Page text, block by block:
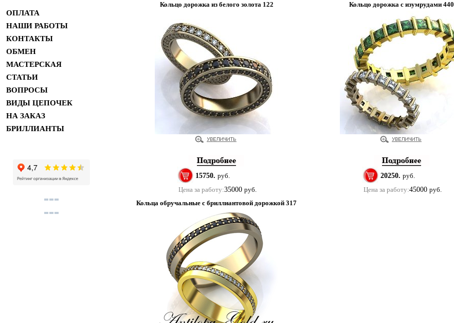
ОПЛАТА
НАШИ РАБОТЫ
КОНТАКТЫ
ОБМЕН
МАСТЕРСКАЯ
СТАТЬИ
ВОПРОСЫ
ВИДЫ ЦЕПОЧЕК
НА ЗАКАЗ
БРИЛЛИАНТЫ
Кольцо дорожка из белого золота 122
15750. руб.
Цена за работу:35000 руб.
Кольцо дорожка с изумрудами 440
20250. руб.
Цена за работу:45000 руб.
Кольца обручальные с бриллиантовой дорожкой 317